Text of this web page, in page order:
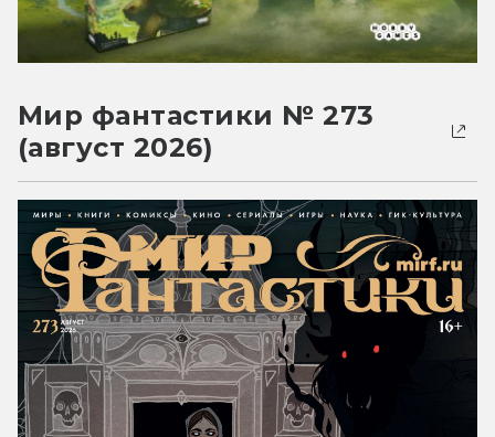
Мир фантастики № 273
(август 2026)